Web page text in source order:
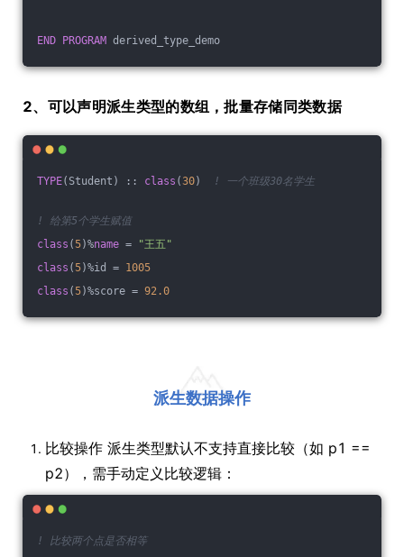
END PROGRAM derived_type_demo
2、可以声明派生类型的数组，批量存储同类数据
TYPE(Student) :: class (30) ! 一个班级30名学生
! 给第5个学生赋值
class (5)%name =
"王五"
class (5)%id = 1005
class (5)%score = 92.0
派生数据操作
比较操作 派生类型默认不支持直接比较（如 p1 ==
p2），需手动定义比较逻辑：
! 比较两个点是否相等